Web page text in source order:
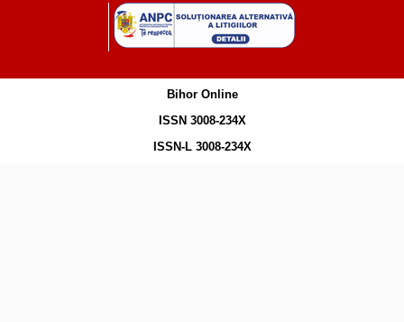
Bihor Online
ISSN 3008-234X
ISSN-L 3008-234X